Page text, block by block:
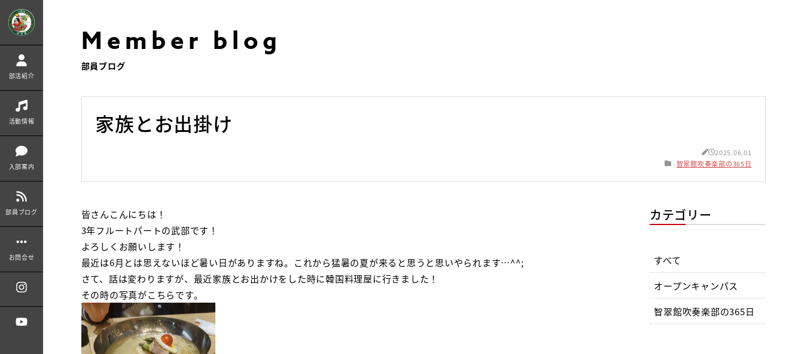
部活紹介
活動情報
入部案内
部員ブログ
お問合せ
Member blog
部員ブログ
家族とお出掛け
2025.06.01
智翠館吹奏楽部の365日
皆さんこんにちは！
3年フルートパートの武部です！
よろしくお願いします！
最近は6月とは思えないほど暑い日がありますね。これから猛暑の夏が来ると思うと思いやられます…^^;
さて、話は変わりますが、最近家族とお出かけをした時に韓国料理屋に行きました！
その時の写真がこちらです。
カテゴリー
すべて
オープンキャンパス
智翠館吹奏楽部の365日